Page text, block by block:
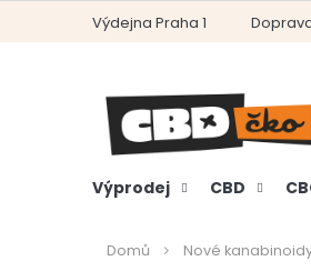
Výdejna Praha 1
Výprodej CBD
Domů Nové